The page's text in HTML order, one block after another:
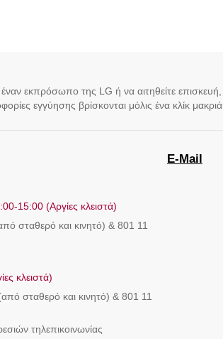
εκπρόσωπο της LG ή να αιτηθείτε
εγγύησης βρίσκονται μόλις ένα κλίκ μακριά.
15:00 (Αργίες κλειστά)
σταθερό και κινητό) & 801 11
κλειστά)
σταθερό και κινητό) & 801 11
τηλεπικοινωνίας
E-Mail